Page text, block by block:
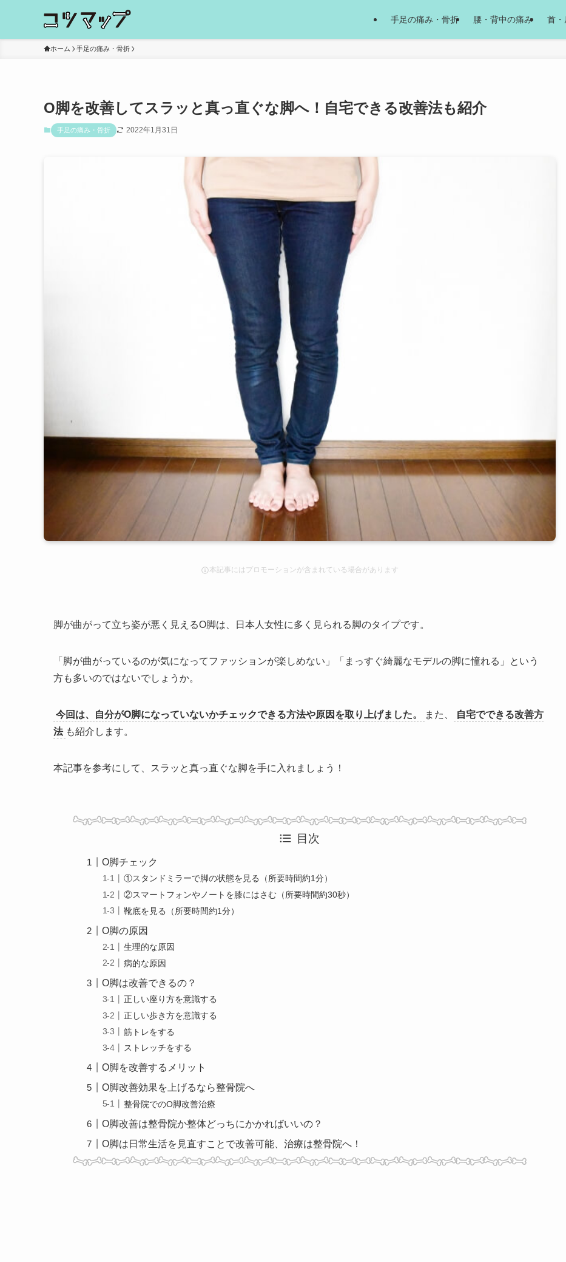
手足の痛み・骨折 腰・背中の痛み 首・
ホーム 手足の痛み・骨折
O脚を改善してスラッと真っ直ぐな脚へ！自宅できる改善法も紹介
手足の痛み・骨折 2022年1月31日
本記事にはプロモーションが含まれている場合があります
脚が曲がって立ち姿が悪く見えるO脚は、日本人女性に多く見られる脚のタイプです。
「脚が曲がっているのが気になってファッションが楽しめない」「まっすぐ綺麗なモデルの脚に憧れる」という
方も多いのではないでしょうか。
今回は、自分がO脚になっていないかチェックできる方法や原因を取り上げました。 また、
自宅でできる改善方
法 も紹介します。
本記事を参考にして、スラッと真っ直ぐな脚を手に入れましょう！
目次
O脚チェック
①スタンドミラーで脚の状態を見る（所要時間約1分）
②スマートフォンやノートを膝にはさむ（所要時間約30秒）
靴底を見る（所要時間約1分）
O脚の原因
生理的な原因
病的な原因
O脚は改善できるの？
正しい座り方を意識する
正しい歩き方を意識する
筋トレをする
ストレッチをする
O脚を改善するメリット
O脚改善効果を上げるなら整骨院へ
整骨院でのO脚改善治療
O脚改善は整骨院か整体どっちにかかればいいの？
O脚は日常生活を見直すことで改善可能、治療は整骨院へ！